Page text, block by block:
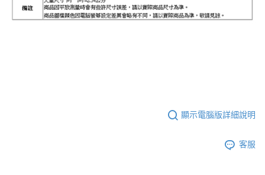
顯示電腦版詳細說明
客服